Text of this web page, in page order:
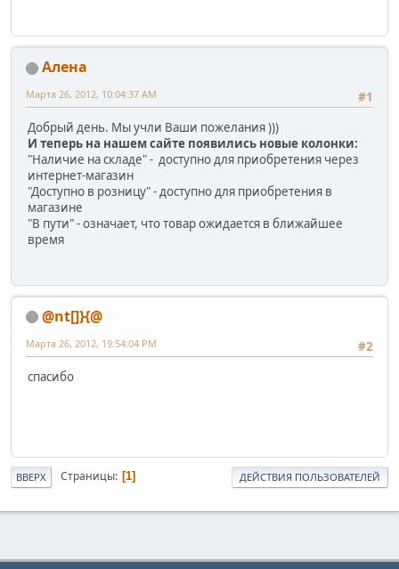
Алена
#1
Марта 26, 2012, 10:04:37 AM
Добрый день. Мы учли Ваши пожелания )))
И теперь на нашем сайте появились новые колонки:
"Наличие на складе" - доступно для приобретения через
интернет-магазин
"Доступно в розницу" - доступно для приобретения в
магазине
"В пути" - означает, что товар ожидается в ближайшее
время
@nt[]}{@
#2
Марта 26, 2012, 19:54:04 PM
спасибо
ВВЕРХ Страницы 1 ДЕЙСТВИЯ ПОЛЬЗОВАТЕЛЕЙ